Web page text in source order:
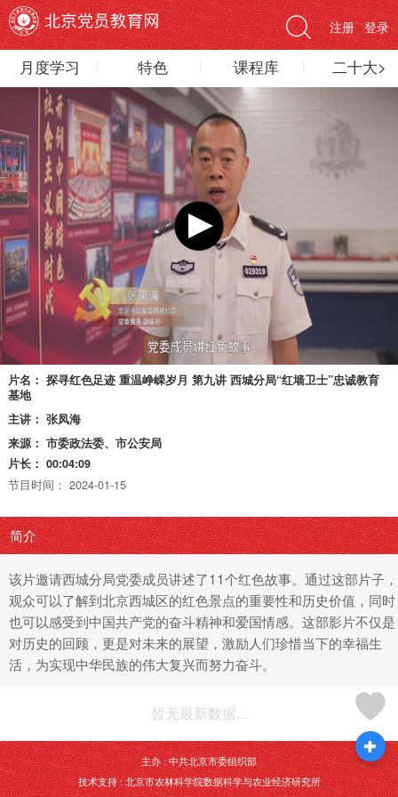
登录
注册
月度学习 特色 课程库 二十大>
片名： 探寻红色足迹 重温峥嵘岁月 第九讲 西城分局“红墙卫士”忠诚教育
基地
主讲： 张凤海
来源： 市委政法委、市公安局
片长： 00:04:09
节目时间： 2024-01-15
简介
该片邀请西城分局党委成员讲述了11个红色故事。通过这部片子，
观众可以了解到北京西城区的红色景点的重要性和历史价值，同时
也可以感受到中国共产党的奋斗精神和爱国情感。这部影片不仅是
对历史的回顾，更是对未来的展望，激励人们珍惜当下的幸福生
活，为实现中华民族的伟大复兴而努力奋斗。
暂无最新数据...
主办 : 中共北京市委组织部
技术支持 : 北京市农林科学院数据科学与农业经济研究所